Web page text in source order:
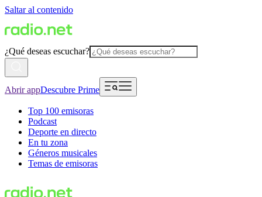
Saltar al contenido
¿Qué deseas escuchar?
Abrir appDescubre Prime
Top 100 emisoras
Podcast
Deporte en directo
En tu zona
Géneros musicales
Temas de emisoras